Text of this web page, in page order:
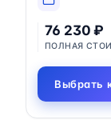
76 230 ₽
ПОЛНАЯ
Выбрать